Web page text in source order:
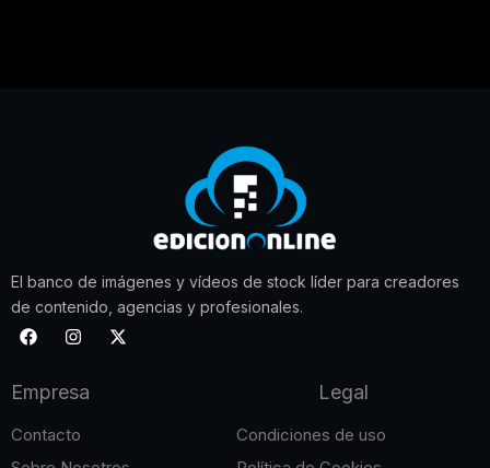
El banco de imágenes y vídeos de stock líder para creadores
de contenido, agencias y profesionales.
F
a
b
o
I
n
a
r
X
-
Empresa
Contacto
Legal
Condiciones de uso